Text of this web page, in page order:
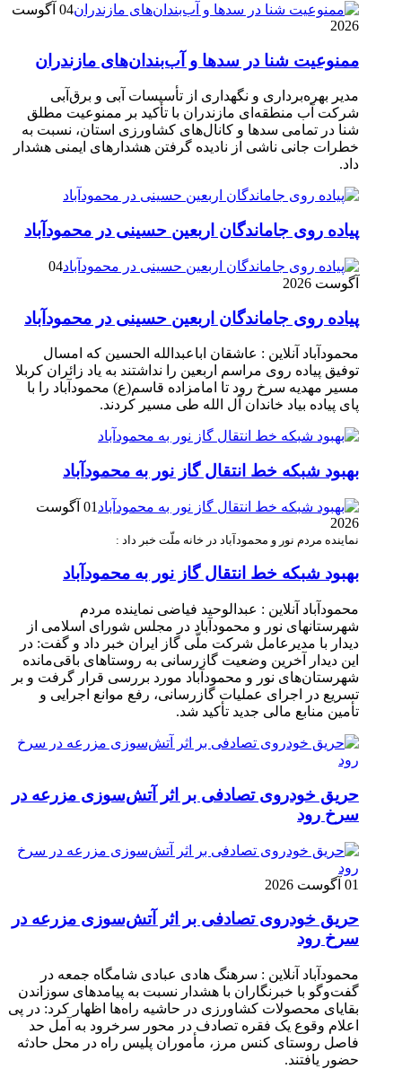
04 آگوست
2026
ممنوعیت شنا در سدها و آب‌بندان‌‌های مازندران
مدیر بهره‌برداری و نگهداری از تأسیسات آبی و برق‌آبی
شرکت آب منطقه‌ای مازندران با تأکید بر ممنوعیت مطلق
شنا در تمامی سدها و کانال‌های کشاورزی استان، نسبت به
خطرات جانی ناشی از نادیده گرفتن هشدارهای ایمنی هشدار
داد.
پیاده روی جاماندگان اربعین حسینی در محمودآباد
04
آگوست 2026
پیاده روی جاماندگان اربعین حسینی در محمودآباد
محمودآباد آنلاین : عاشقان اباعبدالله الحسین که امسال
توفیق پیاده روی مراسم اربعین را نداشتند به یاد زائران کربلا
مسیر مهدیه سرخ رود تا امامزاده قاسم(ع) محمودآباد را با
پای پیاده بیاد خاندان آل الله طی مسیر کردند.
بهبود شبکه خط انتقال گاز نور به محمودآباد
01 آگوست
2026
نماینده مردم نور و محمودآباد در خانه ملّت خبر داد :
بهبود شبکه خط انتقال گاز نور به محمودآباد
محمودآباد آنلاین : عبدالوحید فیاضی نماینده مردم
شهرستانهای نور و محمودآباد در مجلس شورای اسلامی از
دیدار با مدیرعامل شرکت ملّی گاز ایران خبر داد و گفت: در
این دیدار آخرین وضعیت گازرسانی به روستاهای باقی‌مانده
شهرستان‌های نور و محمودآباد مورد بررسی قرار گرفت و بر
تسریع در اجرای عملیات گازرسانی، رفع موانع اجرایی و
تأمین منابع مالی جدید تأکید شد.
حریق خودروی تصادفی بر اثر آتش‌سوزی مزرعه در
سرخ رود
01 آگوست 2026
حریق خودروی تصادفی بر اثر آتش‌سوزی مزرعه در
سرخ رود
محمودآباد آنلاین : سرهنگ هادی عبادی شامگاه جمعه در
گفت‌وگو با خبرنگاران با هشدار نسبت به پیامدهای سوزاندن
بقایای محصولات کشاورزی در حاشیه راه‌ها اظهار کرد: در پی
اعلام وقوع یک فقره تصادف در محور سرخرود به آمل حد
فاصل روستای کنس مرز، مأموران پلیس راه در محل حادثه
حضور یافتند.